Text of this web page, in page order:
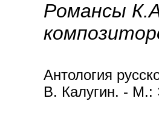
Романсы
Антология
В. Калугин. - М.: